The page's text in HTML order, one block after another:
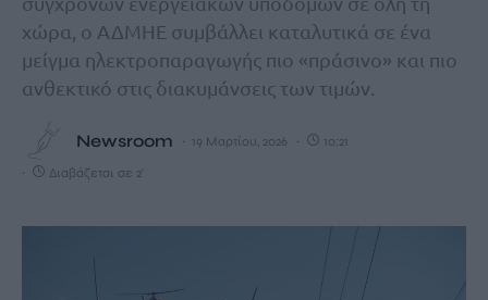
χώρα, ο ΑΔΜΗΕ συμβάλλει καταλυτικά σε ένα
μείγμα ηλεκτροπαραγωγής πιο «πράσινο» και πιο
ανθεκτικό στις διακυμάνσεις των τιμών.
Newsroom 19 Μαρτίου, 2026 10:21
Διαβάζεται σε 2'